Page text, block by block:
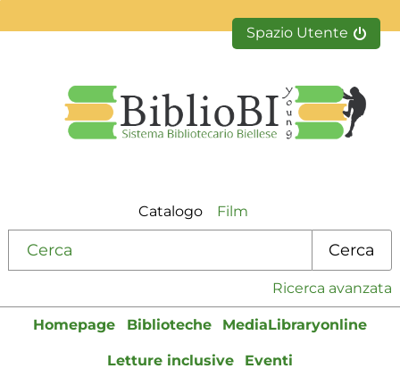
Spazio Utente
Catalogo
Film
Cerca
Ricerca avanzata
Homepage Biblioteche MediaLibraryonline
Letture inclusive Eventi